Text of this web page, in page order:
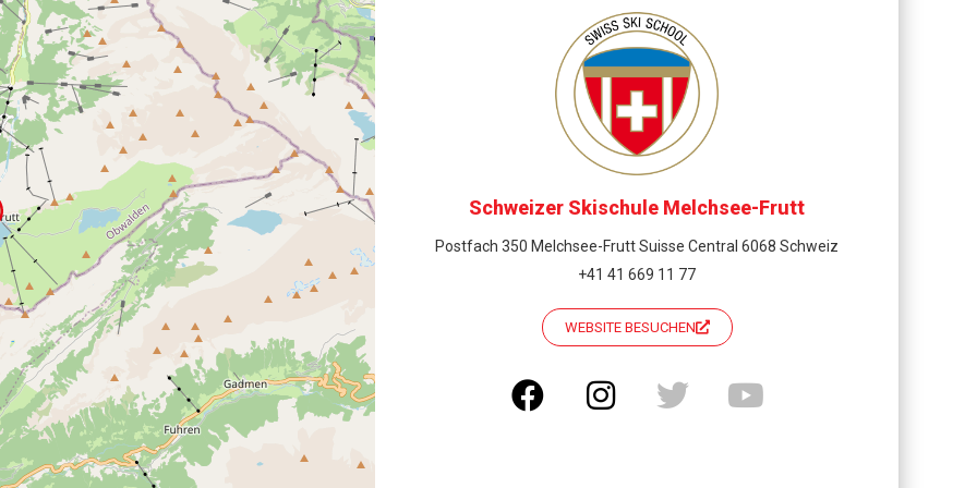
Schweizer Skischule Melchsee-Frutt
Postfach 350 Melchsee-Frutt Suisse Central 6068 Schweiz
+41 41 669 11 77
WEBSITE BESUCHEN